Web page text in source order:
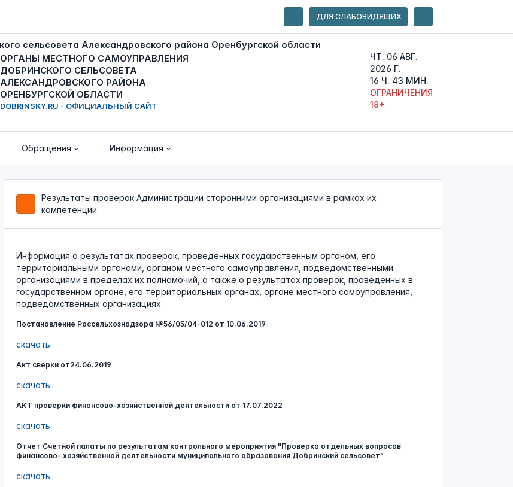
ДЛЯ СЛАБОВИДЯЩИХ
ОРГАНЫ МЕСТНОГО САМОУПРАВЛЕНИЯ
ДОБРИНСКОГО СЕЛЬСОВЕТА
АЛЕКСАНДРОВСКОГО РАЙОНА
ОРЕНБУРГСКОЙ ОБЛАСТИ
DOBRINSKY.RU - ОФИЦИАЛЬНЫЙ САЙТ
ЧТ. 06 АВГ.
2026 Г.
16 Ч. 43 МИН.
ОГРАНИЧЕНИЯ
18+
Обращения Информация
Результаты проверок Администрации сторонними организациями в рамках их
компетенции
Информация о результатах проверок, проведенных государственным органом, его
территориальными органами, органом местного самоуправления, подведомственными
организациями в пределах их полномочий, а также о результатах проверок, проведенных в
государственном органе, его территориальных органах, органе местного самоуправления,
подведомственных организациях.
Постановление Россельхознадзора №56/05/04-012 от 10.06.2019
скачать
Акт сверки от24.06.2019
скачать
АКТ проверки финансово-хозяйственной деятельности от 17.07.2022
скачать
Отчет Счетной палаты по результатам контрольного мероприятия "Проверка отдельных вопросов
финансово- хозяйственной деятельности муниципального образования Добринский сельсовет"
скачать